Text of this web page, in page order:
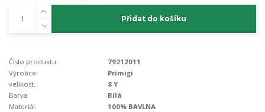
Přidat do košíku
Číslo produktu:
79212011
Výrobce:
Primigi
velikost:
8 Y
Barva:
Bílá
Materiál:
100% BAVLNA